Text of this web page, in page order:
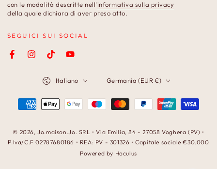
qui
con le modalità descritte nell'informativa sulla privacy
della quale dichiara di aver preso atto.
SEGUICI SUI SOCIAL
FacebookInstagramTikTokYouTube
© 2026,Jo.maison.Jo. SRL • Via Emilia, 84 - 27058 Voghera (PV) •
P.Iva/C.F 02787680186 • REA: PV - 301326 • Capitale sociale €30.000
Powered by Hoculus
Italiano
geografica
Germania (EUR €)
Modalità
pagamento